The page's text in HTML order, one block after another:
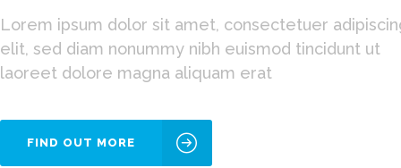
Lorem ipsum dolor sit amet, consectetuer
elit, sed diam nonummy nibh euismod tincidunt ut
laoreet dolore magna aliquam erat
FIND OUT MORE